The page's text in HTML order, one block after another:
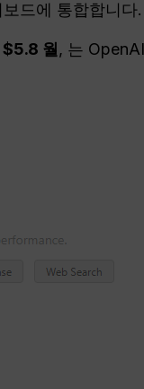
드에 통합합니다.
$5.8 월 , 는